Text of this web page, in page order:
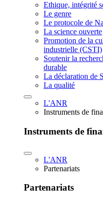
Ethique, intégrité
Le genre
Le protocole de
La science ouverte
Promotion de la
industrielle (CSTI)
Soutenir la
durable
La déclaration de
La qualité
L'ANR
Instruments de
Instruments de
L'ANR
Partenariats
Partenariats